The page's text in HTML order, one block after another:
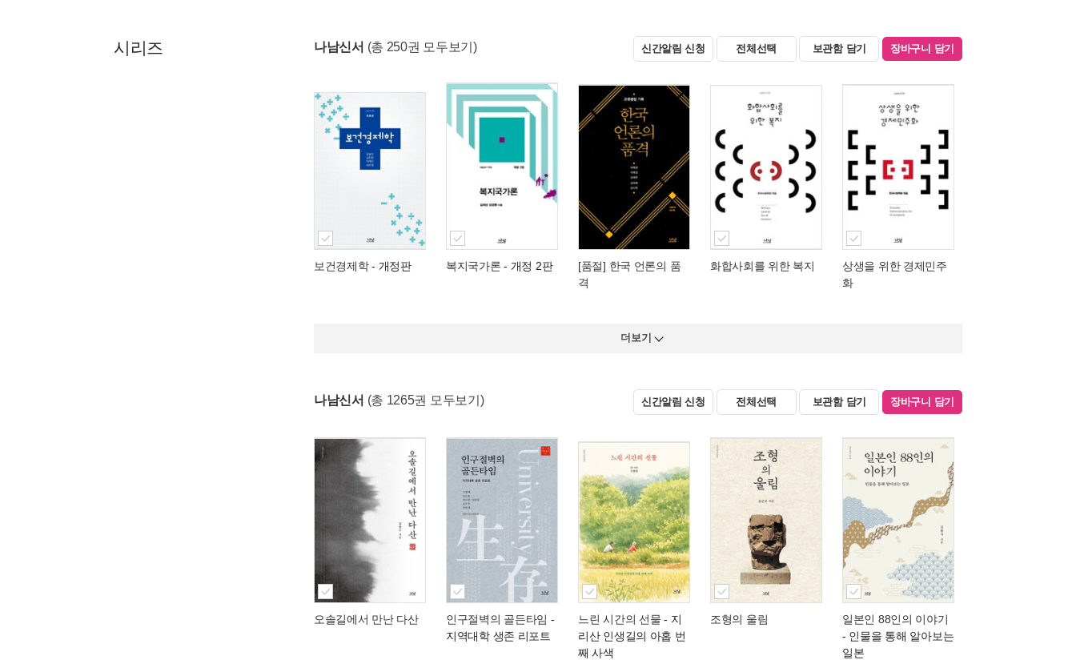
시리즈 나남신서 (총 250권 모두보기) 신간알림 신청 전체선택 보관함 담기 장바구니 담기
보건경제학- 개정판 복지국가론 - 개정 2판
[품절] 한국 언론의 품
격
화합사회를 위한 복지
상생을 위한 경제민주
화
더보기
나남신서 (총 1265권 모두보기) 신간알림 신청 전체선택 보관함 담기 장바구니 담기
오솔길에서 만난 다산 인구절벽의 골든타임 -
지역대학 생존 리포트
느린 시간의 선물 - 지
리산 인생길의 아홉 번
째 사색
조형의 울림
일본인 88인의 이야기
- 인물을 통해 알아보는
일본